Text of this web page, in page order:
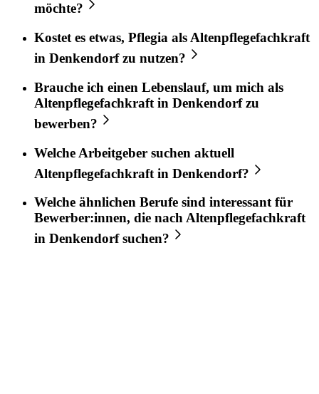
möchte?
Kostet es etwas, Pflegia als Altenpflegefachkraft
in Denkendorfzu nutzen?
Brauche ich einen Lebenslauf, um mich als
Altenpflegefachkraft in Denkendorfzu
bewerben?
Welche Arbeitgeber suchen aktuell
Altenpflegefachkraft in Denkendorf?
Welche ähnlichen Berufe sind interessant für
Bewerber:innen, die nachAltenpflegefachkraft
in Denkendorfsuchen?